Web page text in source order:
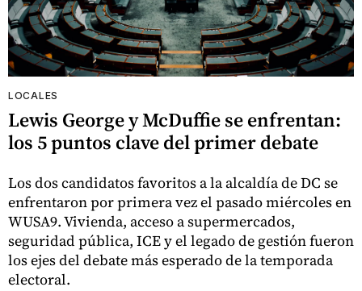
LOCALES
Lewis George y McDuffie se enfrentan:
los 5 puntos clave del primer debate
Los dos candidatos favoritos a la alcaldía de DC se
enfrentaron por primera vez el pasado miércoles en
WUSA9. Vivienda, acceso a supermercados,
seguridad pública, ICE y el legado de gestión fueron
los ejes del debate más esperado de la temporada
electoral.